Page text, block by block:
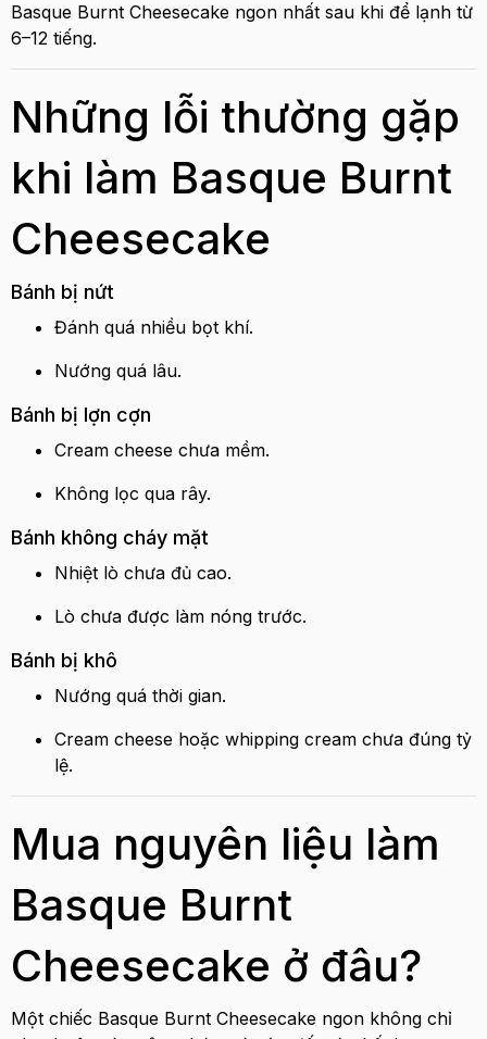
Basque Burnt Cheesecake ngon nhất sau khi để lạnh từ
6–12 tiếng.
Những lỗi thường gặp
khi làm Basque Burnt
Cheesecake
Bánh bị nứt
Đánh quá nhiều bọt khí.
Nướng quá lâu.
Bánh bị lợn cợn
Cream cheese chưa mềm.
Không lọc qua rây.
Bánh không cháy mặt
Nhiệt lò chưa đủ cao.
Lò chưa được làm nóng trước.
Bánh bị khô
Nướng quá thời gian.
Cream cheese hoặc whipping cream chưa đúng tỷ
lệ.
Mua nguyên liệu làm
Basque Burnt
Cheesecake ở đâu?
Một chiếc Basque Burnt Cheesecake ngon không chỉ